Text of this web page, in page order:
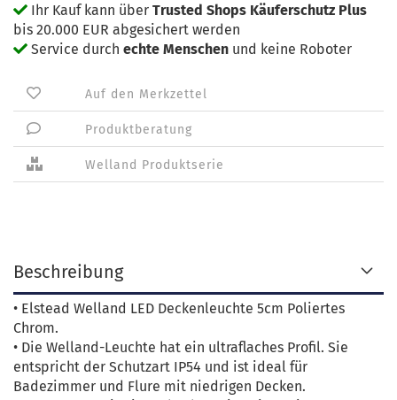
Ihr Kauf kann über Trusted Shops Käuferschutz Plus
bis 20.000 EUR abgesichert werden
Service durch echte Menschen und keine Roboter
Auf den Merkzettel
Produktberatung
Welland Produktserie
Beschreibung
• Elstead Welland LED Deckenleuchte 5cm Poliertes
Chrom.
• Die Welland-Leuchte hat ein ultraflaches Profil. Sie
entspricht der Schutzart IP54 und ist ideal für
Badezimmer und Flure mit niedrigen Decken.